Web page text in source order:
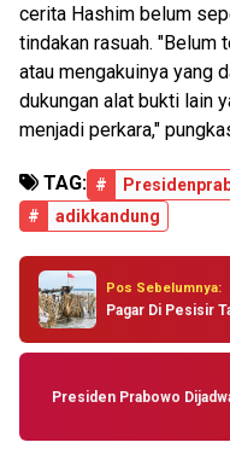
cerita Hashim belum
tindakan rasuah. "Belum
atau mengakuinya yang
dukungan alat bukti lain
menjadi perkara,"
TAG: #
#
adikkandung
Pos Sebelumnya:
Pagar Di Pesisir
Presiden Prabowo